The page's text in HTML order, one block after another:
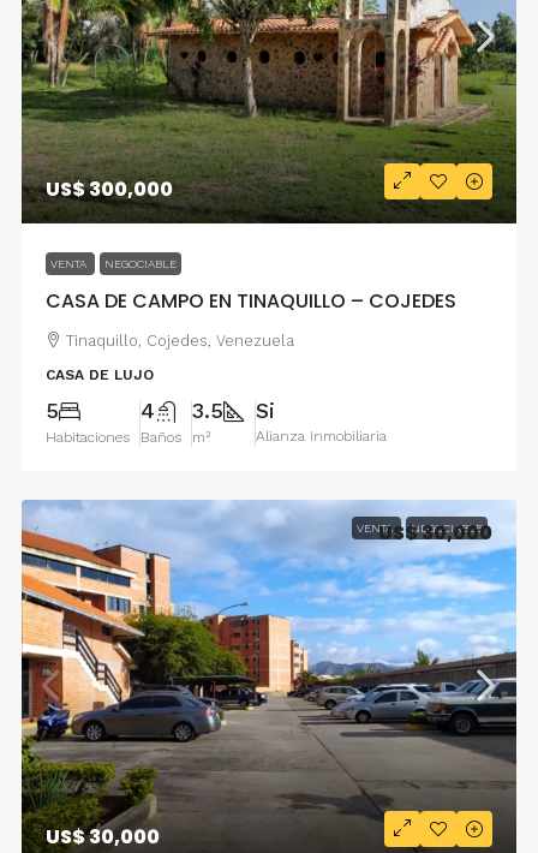
US$ 300,000
VENTA NEGOCIABLE
CASA DE CAMPO EN TINAQUILLO – COJEDES
Tinaquillo, Cojedes, Venezuela
CASA DE LUJO
5
Habitaciones
4
Baños
3.5
m²
Si
Alianza Inmobiliaria
VENTA NEGOCIABLE
US$ 30,000
US$ 30,000